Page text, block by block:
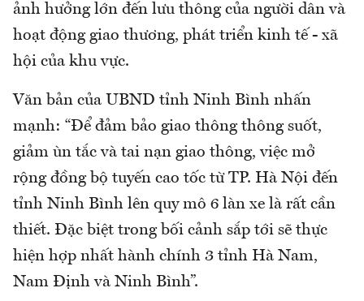
ảnh hưởng lớn đến lưu thông của người dân và
hoạt động giao thương, phát triển kinh tế - xã
hội của khu vực.
Văn bản của UBND tỉnh Ninh Bình nhấn
mạnh: “Để đảm bảo giao thông thông suốt,
giảm ùn tắc và tai nạn giao thông, việc mở
rộng đồng bộ tuyến cao tốc từ TP. Hà Nội đến
tỉnh Ninh Bình lên quy mô 6 làn xe là rất cần
thiết. Đặc biệt trong bối cảnh sắp tới sẽ thực
hiện hợp nhất hành chính 3 tỉnh Hà Nam,
Nam Định và Ninh Bình”.